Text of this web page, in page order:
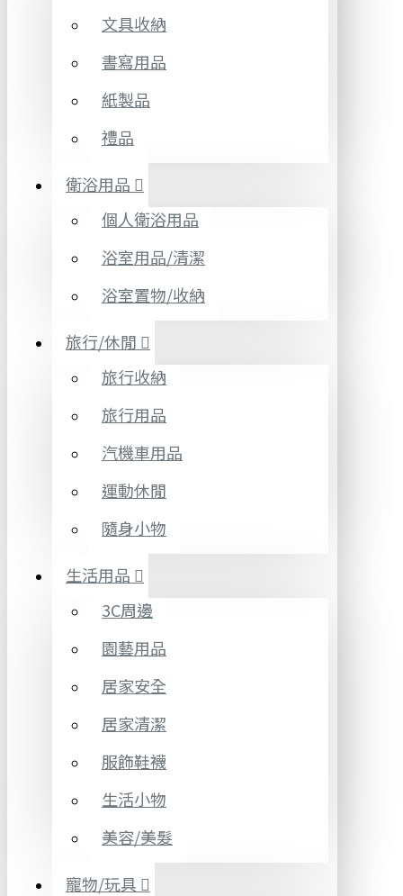
文具收納
書寫用品
紙製品
禮品
衛浴用品
個人衛浴用品
浴室用品/清潔
浴室置物/收納
旅行/休閒
旅行收納
旅行用品
汽機車用品
運動休閒
隨身小物
生活用品
3C周邊
園藝用品
居家安全
居家清潔
服飾鞋襪
生活小物
美容/美髮
寵物/玩具